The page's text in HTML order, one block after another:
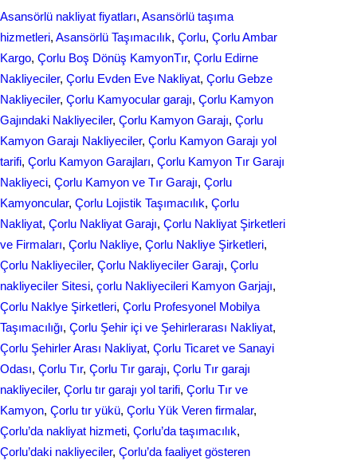
o
k
d
I
n
r
e
Asansörlü nakliyat fiyatları, Asansörlü taşıma
hizmetleri, Asansörlü Taşımacılık, Çorlu, Çorlu Ambar
Kargo, Çorlu Boş Dönüş KamyonTır, Çorlu Edirne
Nakliyeciler, Çorlu Evden Eve Nakliyat, Çorlu Gebze
Nakliyeciler, Çorlu Kamyocular garajı, Çorlu Kamyon
Gajındaki Nakliyeciler, Çorlu Kamyon Garajı, Çorlu
Kamyon Garajı Nakliyeciler, Çorlu Kamyon Garajı yol
tarifi, Çorlu Kamyon Garajları, Çorlu Kamyon Tır Garajı
Nakliyeci, Çorlu Kamyon ve Tır Garajı, Çorlu
Kamyoncular, Çorlu Lojistik Taşımacılık, Çorlu
Nakliyat, Çorlu Nakliyat Garajı, Çorlu Nakliyat Şirketleri
ve Firmaları, Çorlu Nakliye, Çorlu Nakliye Şirketleri
Çorlu Nakliyeciler, Çorlu Nakliyeciler Garajı, Çorlu
nakliyeciler Sitesi, çorlu Nakliyecileri Kamyon Garjajı
Çorlu Naklye Şirketleri, Çorlu Profesyonel Mobilya
Taşımacılığı, Çorlu Şehir içi ve Şehirlerarası Nakliyat
Çorlu Şehirler Arası Nakliyat, Çorlu Ticaret ve Sanayi
Odası, Çorlu Tır, Çorlu Tır garajı, Çorlu Tır garajı
nakliyeciler, Çorlu tır garajı yol tarifi, Çorlu Tır ve
Kamyon, Çorlu tır yükü, Çorlu Yük Veren firmalar
Çorlu’da nakliyat hizmeti, Çorlu’da taşımacılık
Çorlu’daki nakliyeciler, Çorlu’da faaliyet gösteren